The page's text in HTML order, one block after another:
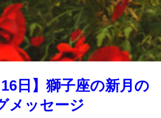
16日】獅子座の新月の
メッセージ